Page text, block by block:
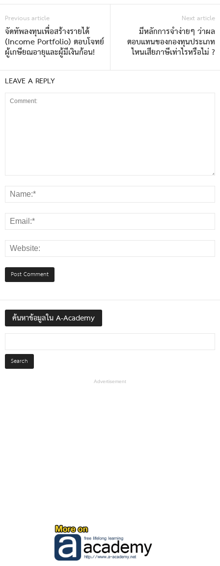
Previous article
จัดทัพลงทุนเพื่อสร้างรายได้
(Income Portfolio) ตอบโจทย์
ผู้เกษียณอายุและผู้มีเงินก้อน!
Next article
มีหลักการจำง่ายๆ ว่าผล
ตอบแทนของกองทุนประเภท
ไหนเสียภาษีเท่าไรหรือไม่ ?
LEAVE A REPLY
ค้นหาข้อมูลใน A-Academy
Advertisement